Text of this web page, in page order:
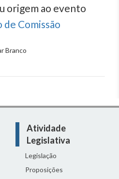
origem ao evento
Comissão
Branco
Atividade
Legislativa
Legislação
Proposições